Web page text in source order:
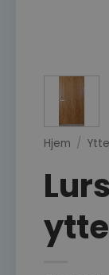
Hjem /